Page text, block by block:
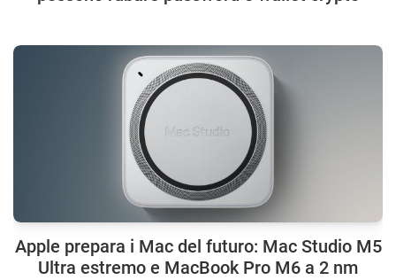
Apple prepara i Mac del futuro: Mac Studio M5
Ultra estremo e MacBook Pro M6 a 2 nm